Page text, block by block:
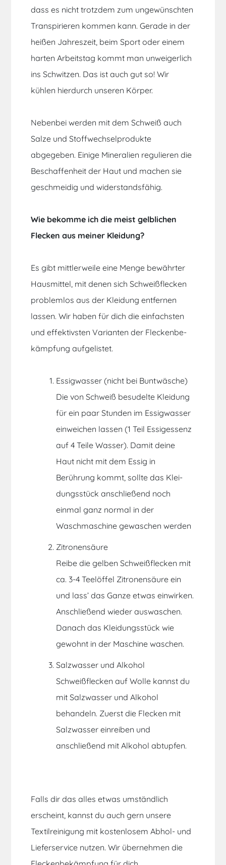
dass es nicht trotzdem zum ungewünschten
Transpirieren kom­men kann. Gerade in der
heißen Jahreszeit, beim Sport oder einem
harten Arbeitstag kommt man un­wei­ger­lich
ins Schwitzen. Das ist auch gut so! Wir
kühlen hierdurch unseren Körper.
Nebenbei werden mit dem Schweiß auch
Salze und Stoff­wech­sel­pro­duk­te
abgegeben. Einige Mineralien re­gu­lie­ren die
Beschaffenheit der Haut und machen sie
ge­schmei­dig und widerstandsfähig.
Wie bekomme ich die meist gelblichen
Flecken aus meiner Kleidung?
Es gibt mittlerweile eine Menge bewährter
Hausmittel, mit denen sich Schweißflecken
problemlos aus der Klei­dung entfernen
lassen. Wir haben für dich die einfachsten
und effektivsten Varianten der Fle­cken­be­
kämp­fung aufgelistet.
Essigwasser (nicht bei Buntwäsche)
Die von Schweiß besudelte Kleidung
für ein paar Stunden im Essigwasser
einweichen lassen (1 Teil Es­sig­es­senz
auf 4 Teile Wasser). Damit deine
Haut nicht mit dem Essig in
Berührung kommt, sollte das Klei­
dungs­stüc­k anschließend noch
einmal ganz normal in der
Waschmaschine gewaschen werden
Zitronensäure
Reibe die gelben Schweißflecken mit
ca. 3-4 Teelöffel Zitronensäure ein
und lass’ das Ganze et­was einwirken.
Anschließend wieder auswaschen.
Danach das Kleidungsstück wie
gewohnt in der Ma­schi­ne waschen.
Salzwasser und Alkohol
Schweißflecken auf Wolle kannst du
mit Salzwasser und Alkohol
behandeln. Zuerst die Flecken mit
Salz­was­ser einreiben und
anschließend mit Alkohol abtupfen.
Falls dir das alles etwas umständlich
erscheint, kannst du auch gern unsere
Textilreinigung mit kostenlosem Abhol- und
Lieferservice nutzen. Wir übernehmen die